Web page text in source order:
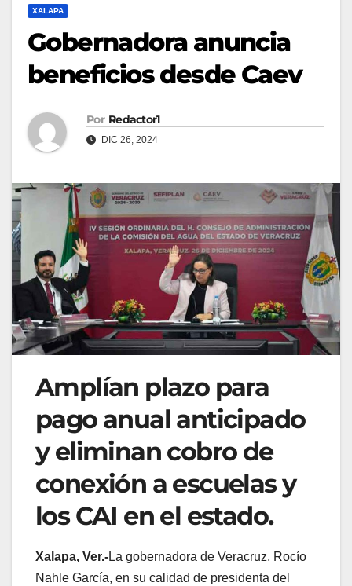
XALAPA
Gobernadora anuncia
beneficios desde Caev
Por Redactor1
DIC 26, 2024
Amplían plazo para
pago anual anticipado
y eliminan cobro de
conexión a escuelas y
los CAI en el estado.
Xalapa, Ver.-La gobernadora de Veracruz, Rocío
Nahle García, en su calidad de presidenta del